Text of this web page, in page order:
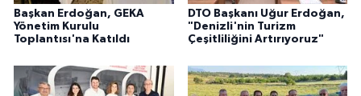
Başkan Erdoğan, GEKA
Yönetim Kurulu
Toplantısı'na Katıldı
DTO Başkanı Uğur Erdoğan,
"Denizli'nin Turizm
Çeşitliliğini Artırıyoruz"